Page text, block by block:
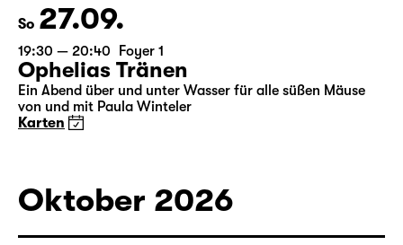
So 27.09.
19:30 — 20:40 Foyer 1
Ophelias Tränen
Ein Abend über und unter Wasser für alle süßen Mäuse
von und mit Paula Winteler
Karten
Oktober 2026